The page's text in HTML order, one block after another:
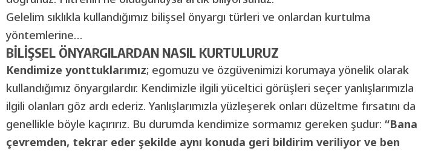
Gelelim sıklıkla kullandığımız bilişsel önyargı türleri ve onlardan kurtulma
yöntemlerine…
BİLİŞSEL ÖNYARGILARDAN NASIL KURTULURUZ
Kendimize yonttuklarımız; egomuzu ve özgüvenimizi korumaya yönelik olarak
kullandığımız önyargılardır. Kendimizle ilgili yüceltici görüşleri seçer yanlışlarımızla
ilgili olanları göz ardı ederiz. Yanlışlarımızla yüzleşerek onları düzeltme fırsatını da
genellikle böyle kaçırırız. Bu durumda kendimize sormamız gereken şudur: “Bana
çevremden, tekrar eder şekilde aynı konuda geri bildirim veriliyor ve ben